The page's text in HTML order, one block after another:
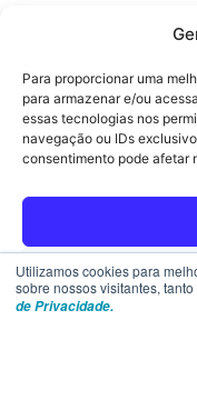
Para proporcionar uma
para armazenar e/ou
essas tecnologias nos
navegação ou IDs
consentimento pode afetar
Política
Utilizamos cookies para
sobre nossos visitantes,
de Privacidade.